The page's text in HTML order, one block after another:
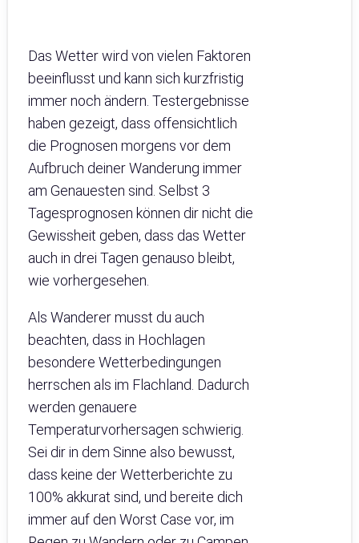
Das Wetter wird von vielen Faktoren
beeinflusst und kann sich kurzfristig
immer noch ändern. Testergebnisse
haben gezeigt, dass offensichtlich
die Prognosen morgens vor dem
Aufbruch deiner Wanderung immer
am Genauesten sind. Selbst 3
Tagesprognosen können dir nicht die
Gewissheit geben, dass das Wetter
auch in drei Tagen genauso bleibt,
wie vorhergesehen.
Als Wanderer musst du auch
beachten, dass in Hochlagen
besondere Wetterbedingungen
herrschen als im Flachland. Dadurch
werden genauere
Temperaturvorhersagen schwierig.
Sei dir in dem Sinne also bewusst,
dass keine der Wetterberichte zu
100% akkurat sind, und bereite dich
immer auf den Worst Case vor, im